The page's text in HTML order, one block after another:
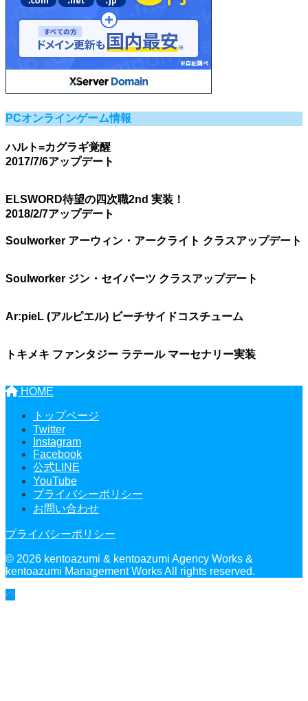
PCオンラインゲーム情報
ハルト=カグラギ覚醒
2017/7/6アップデート
ELSWORD待望の四次職2nd 実装！
2018/2/7アップデート
Soulworker アーウィン・アークライト クラスアップデート
Soulworker ジン・セイパーツ クラスアップデート
Ar:pieL (アルピエル) ビーチサイドコスチューム
トキメキ ファンタジー ラテール マーセナリー実装
HOME
トップページ
Twitter
Instagram
Facebook
公式LINE
YouTube
プライバシーポリシー
お問い合わせ
プライバシーポリシー
© 2026 kentoazumi & kentoazumi Agency Works &
kentoazumi Management Works All rights reserved.